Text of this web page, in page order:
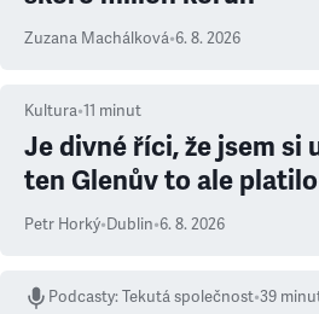
Zuzana Machálková•6. 8. 2026
Kultura•11 minut
Je divné říci, že jsem si
ten Glenův to ale
Petr Horký•Dublin•6. 8. 2026
Podcasty:Tekutá společnost•39